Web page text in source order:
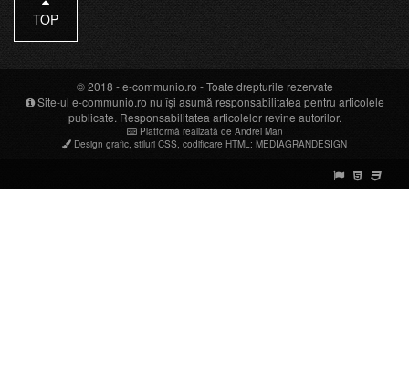
TOP
© 2018 -e-communio.ro - Toate drepturile rezervate
Site-ul e-communio.ro nu își asumă responsabilitatea pentru articolele
publicate. Responsabilitatea articolelor revine autorilor.
Platformă realizată de Andrei Man
Design grafic stiluri CSS codificare HTML : MEDIAGRANDESIGN